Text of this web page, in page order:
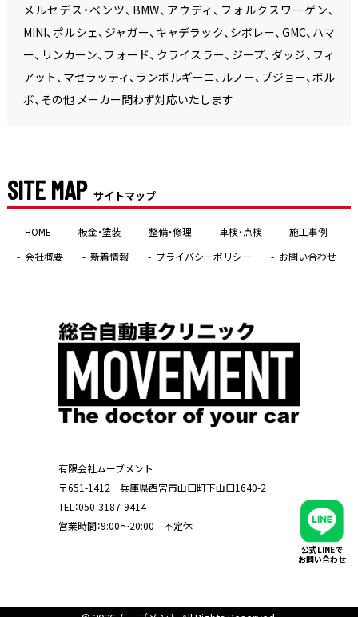
公式LINEで
お問い合わせ
メルセデス・ベンツ、BMW、アウディ、フォルクスワーゲン、
MINI、ポルシェ、ジャガー、キャデラック、シボレー、GMC、ハマ
ー、リンカーン、フォード、クライスラー、ジープ、ダッジ、フィ
アット、マセラッティ、ランボルギーニ、ルノー、プジョー、ボル
ボ、その他 メーカー問わず対応いたします
SITE MAP サイトマップ
HOME 板金・塗装 整備・修理 車検・点検
施工事例
会社概要
新着情報 プライバシーポリシー お問い合わせ
有限会社ムーブメント
〒651-1412 兵庫県西宮市山口町下山口1640-2
TEL：050-3187-9414
営業時間：9:00～20:00 不定休